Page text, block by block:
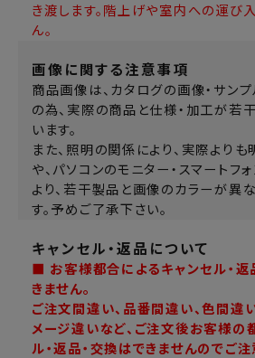
き渡します。階上げや室内への運び
ん。
画像に関する注意事項
商品画像は、カタログの画像・サン
の為、実際の商品と仕様・加工が若
います。
また、照明の関係により、実際より
や、パソコンのモニター・スマートフ
より、若干製品と画像のカラーが異
す。予めご了承下さい。
キャンセル・返品について
■ お客様都合によるキャンセル・返
きません。
ご注文間違い、品番間違い、色間違
メージ違いなど、ご注文後お客様の
ル・返品・交換はできませんのでご注